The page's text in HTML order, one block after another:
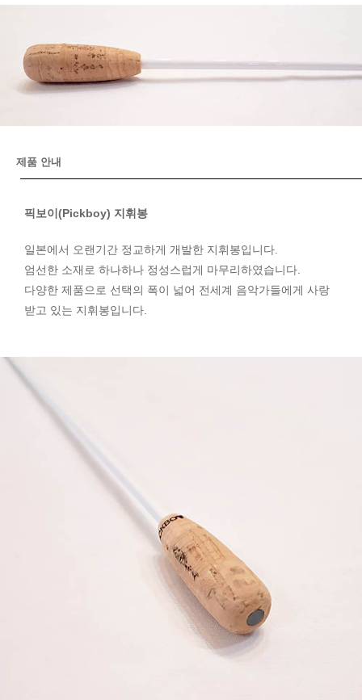
제품 안내
픽보이(Pickboy) 지휘봉
일본에서 오랜기간 정교하게 개발한 지휘봉입니다.
엄선한 소재로 하나하나 정성스럽게 마무리하였습니다.
다양한 제품으로 선택의 폭이 넓어 전세계 음악가들에게 사랑
받고 있는 지휘봉입니다.